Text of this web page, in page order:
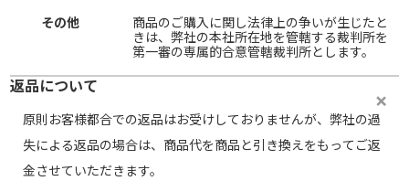
その他
商品のご購入に関し法律上の争いが生じたと
きは、弊社の本社所在地を管轄する裁判所を
第一審の専属的合意管轄裁判所とします。
返品について
原則お客様都合での返品はお受けしておりませんが、弊社の過
失による返品の場合は、商品代を商品と引き換えをもってご返
金させていただきます。